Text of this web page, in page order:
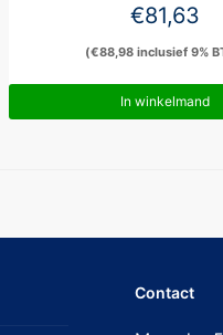
€81,63
(€88,98 inclusief 9%
In winkelmand
Contact